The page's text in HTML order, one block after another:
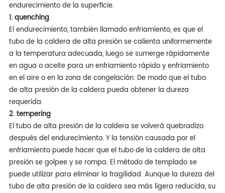
endurecimiento de la superficie.
1. quenching
El endurecimiento, también llamado enfriamiento, es que el
tubo de la caldera de alta presión se calienta uniformemente
a la temperatura adecuada, luego se sumerge rápidamente
en agua o aceite para un enfriamiento rápido y enfriamiento
en el aire o en la zona de congelación. De modo que el tubo
de alta presión de la caldera pueda obtener la dureza
requerida.
2. tempering
El tubo de alta presión de la caldera se volverá quebradizo
después del endurecimiento. Y la tensión causada por el
enfriamiento puede hacer que el tubo de la caldera de alta
presión se golpee y se rompa. El método de templado se
puede utilizar para eliminar la fragilidad. Aunque la dureza del
tubo de alta presión de la caldera sea más ligera reducida, su